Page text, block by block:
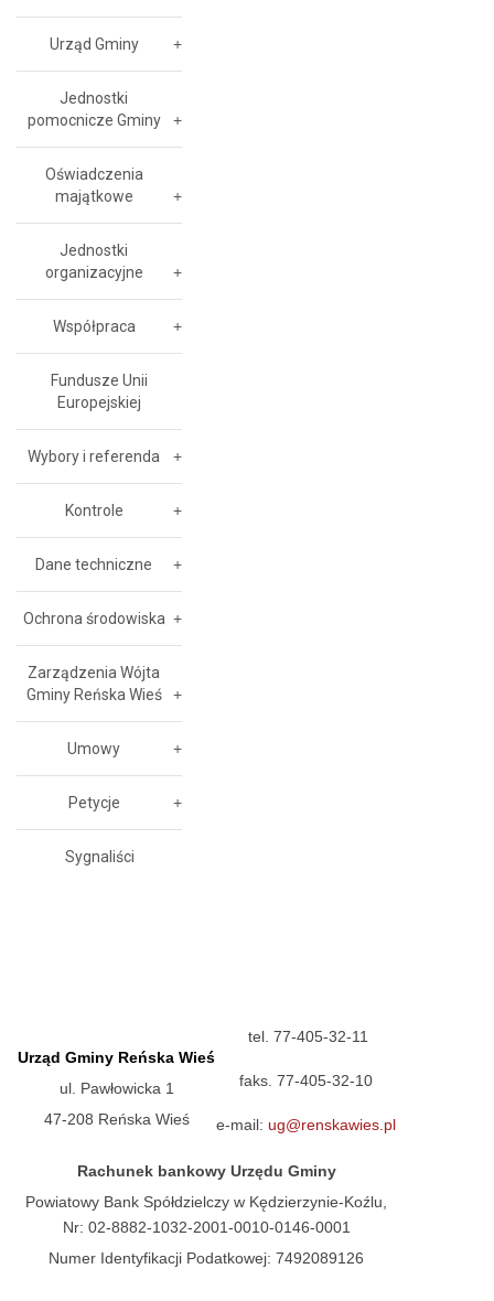
Urząd Gminy
Jednostki
pomocnicze Gminy
Oświadczenia
majątkowe
Jednostki
organizacyjne
Współpraca
Fundusze Unii
Europejskiej
Wybory i referenda
Kontrole
Dane techniczne
Ochrona środowiska
Zarządzenia Wójta
Gminy Reńska Wieś
Umowy
Petycje
Sygnaliści
Urząd Gminy Reńska Wieś
ul. Pawłowicka 1
47-208 Reńska Wieś
tel. 77-405-32-11
faks. 77-405-32-10
e-mail: ug@renskawies.pl
Rachunek bankowy Urzędu Gminy
Powiatowy Bank Spółdzielczy w Kędzierzynie-Koźlu,
Nr: 02-8882-1032-2001-0010-0146-0001
Numer Identyfikacji Podatkowej: 7492089126